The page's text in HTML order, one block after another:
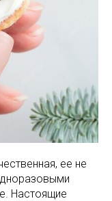
ее не
Настоящие